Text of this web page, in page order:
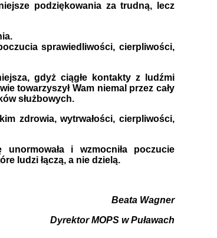
podziękowania za trudną, lecz
sprawiedliwości, cierpliwości,
gdyż ciągłe kontakty z ludźmi
towarzyszył Wam niemal przez cały
służbowych.
zdrowia, wytrwałości, cierpliwości,
i wzmocniła poczucie
ludzi łączą, a nie dzielą.
Beata Wagner
Dyrektor MOPS w Puławach